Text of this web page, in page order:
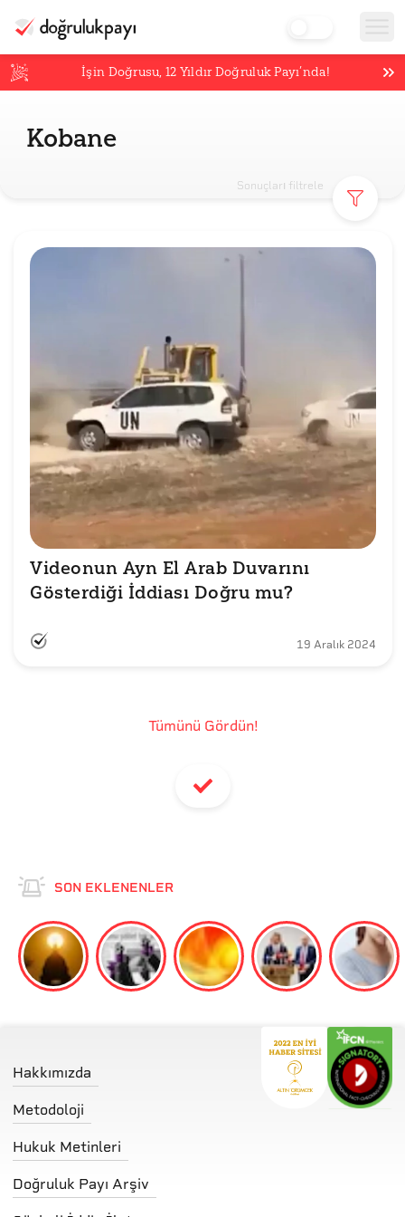
İşin Doğrusu,12 Yıldır Doğruluk Payı’nda!
Kobane
Sonuçları filtrele
Videonun Ayn El Arab Duvarını
Gösterdiği İddiası Doğru mu?
19 Aralık 2024
Tümünü Gördün!
SON EKLENENLER
Hakkımızda
Metodoloji
Hukuk Metinleri
Doğruluk Payı Arşiv